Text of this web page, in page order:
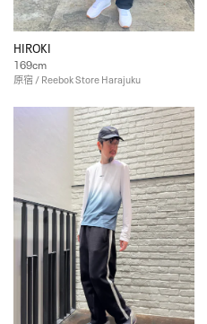
HIROKI
169cm
原宿 / Reebok Store Harajuku